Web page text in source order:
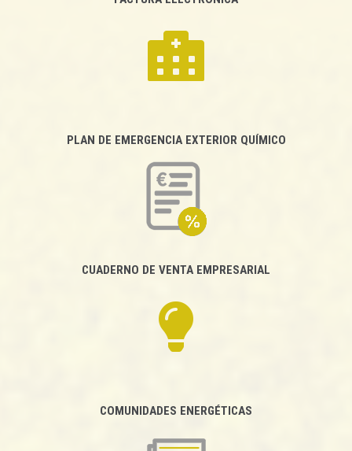
PLAN DE EMERGENCIA EXTERIOR QUÍMICO
CUADERNO DE VENTA EMPRESARIAL
COMUNIDADES ENERGÉTICAS